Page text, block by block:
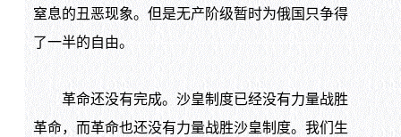
窒息的丑恶现象。但是无产阶级暂时为俄国只争得
了一半的自由。
革命还没有完成。沙皇制度已经没有力量战胜
革命，而革命也还没有力量战胜沙皇制度。我们生